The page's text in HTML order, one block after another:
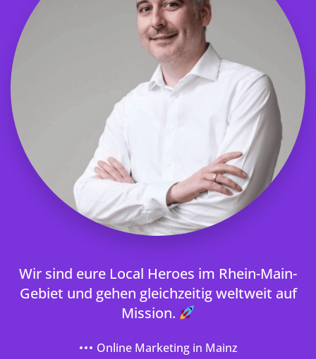
Wir sind eure Local Heroes im Rhein-Main-
Gebiet und gehen gleichzeitig weltweit auf
Mission.
Online Marketing in Mainz